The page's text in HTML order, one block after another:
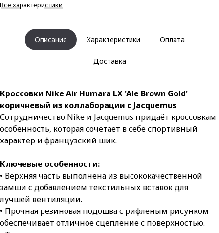
Все характеристики
Описание Характеристики Оплата
Доставка
Кроссовки Nike Air Humara LX 'Ale Brown Gold'
коричневый из коллаборации с Jacquemus
Сотрудничество Nike и Jacquemus придаёт кроссовкам
особенность, которая сочетает в себе спортивный
характер и французский шик.
Ключевые особенности:
• Верхняя часть выполнена из высококачественной
замши с добавлением текстильных вставок для
лучшей вентиляции.
• Прочная резиновая подошва с рифленым рисунком
обеспечивает отличное сцепление с поверхностью.